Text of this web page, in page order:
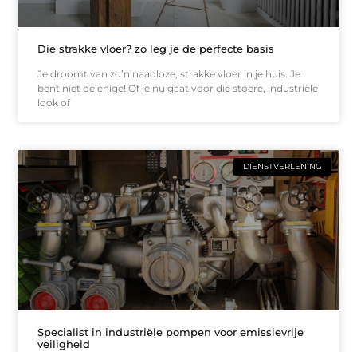
Die strakke vloer? zo leg je de perfecte basis
Je droomt van zo’n naadloze, strakke vloer in je huis. Je
bent niet de enige! Of je nu gaat voor die stoere, industriële
look of
DIENSTVERLENING
Specialist in industriële pompen voor emissievrije
veiligheid